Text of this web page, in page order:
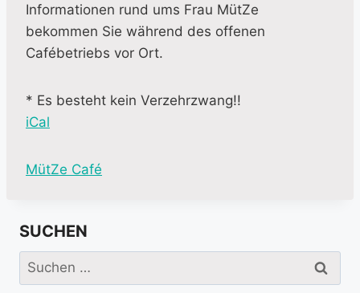
Informationen rund ums Frau MütZe
bekommen Sie während des offenen
Cafébetriebs vor Ort.
* Es besteht kein Verzehrzwang!!
iCal
M
e
i
n
MütZe Café
SUCHEN
Suchen
nach: